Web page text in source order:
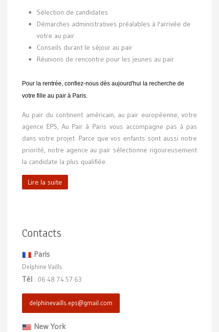
Sélection de candidates
Démarches administratives préalables à l'arrivée de
votre au pair
Conseils durant le séjour au pair
Réunions de rencontre pour les jeunes au pair
Pour la rentrée, confiez-nous dès aujourd'hui la recherche de
votre fille au pair à Paris.
Au pair du continent américain, au pair européenne, votre
agence EPS, Au Pair à Paris vous accompagne pas à pas
dans votre projet. Parce que vos enfants sont aussi notre
priorité, notre agence au pair sélectionne rigoureusement
la candidate la plus qualifiée.
Lire la suite
Contacts
Paris
Delphine Vaills
Tél : 06 48 74 57 63
delphinevaills.eps@gmail.com
New York